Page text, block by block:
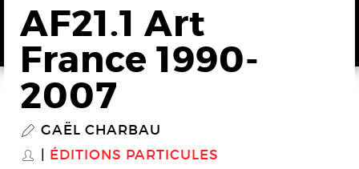
AF21.1 Art
France 1990-
2007
P GAËL CHARBAU
S ÉDITIONS PARTICULES